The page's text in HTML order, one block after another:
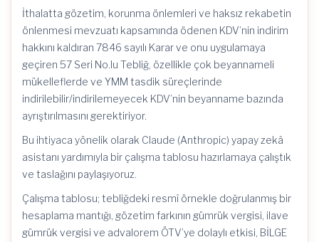
İthalatta gözetim, korunma önlemleri ve haksız rekabetin
önlenmesi mevzuatı kapsamında ödenen KDV’nin indirim
hakkını kaldıran 7846 sayılı Karar ve onu uygulamaya
geçiren 57 Seri No.lu Tebliğ, özellikle çok beyannameli
mükelleflerde ve YMM tasdik süreçlerinde
indirilebilir/indirilemeyecek KDV’nin beyanname bazında
ayrıştırılmasını gerektiriyor.
Bu ihtiyaca yönelik olarak Claude (Anthropic) yapay zekâ
asistanı yardımıyla bir çalışma tablosu hazırlamaya çalıştık
ve taslağını paylaşıyoruz.
Çalışma tablosu; tebliğdeki resmî örnekle doğrulanmış bir
hesaplama mantığı, gözetim farkının gümrük vergisi, ilave
gümrük vergisi ve advalorem ÖTV’ye dolaylı etkisi, BİLGE